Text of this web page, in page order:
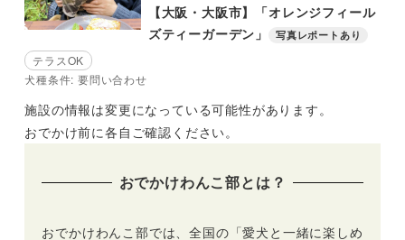
【大阪・大阪市】「オレンジフィール
ズティーガーデン」
写真レポートあり
テラスOK
犬種条件: 要問い合わせ
施設の情報は変更になっている可能性があります。
おでかけ前に各自ご確認ください。
おでかけわんこ部とは？
おでかけわんこ部では、全国の「愛犬と一緒に楽しめ